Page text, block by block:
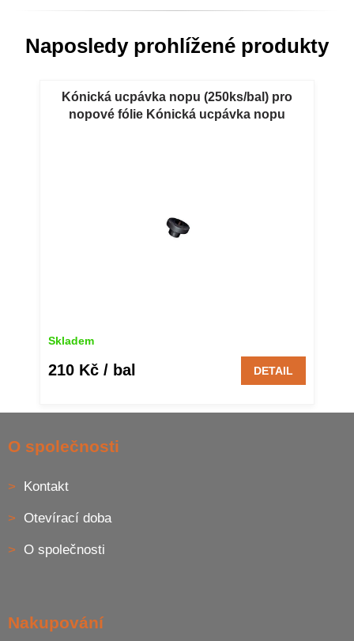
Naposledy prohlížené produkty
Kónická ucpávka nopu (250ks/bal) pro
nopové fólie Kónická ucpávka nopu
Skladem
210 Kč / bal DETAIL
O společnosti
Kontakt
Otevírací doba
O společnosti
Nakupování